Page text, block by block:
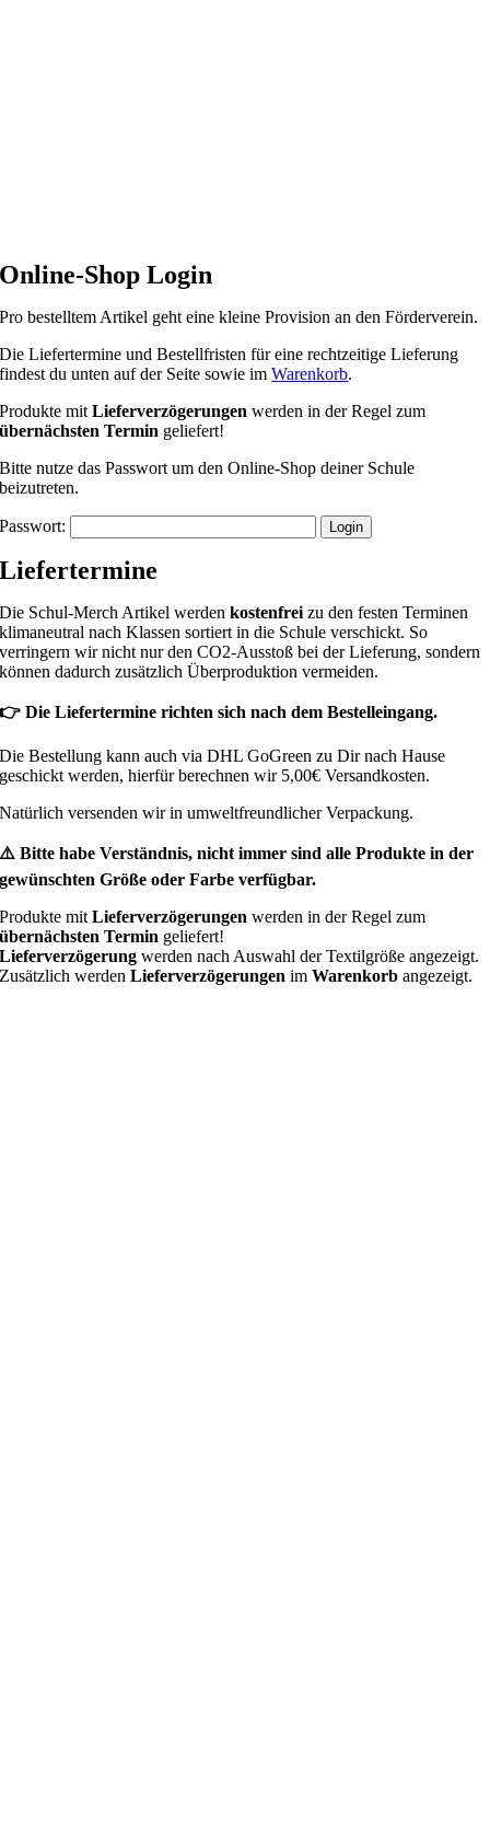
Online-Shop Login
Pro bestelltem Artikel geht eine kleine Provision an den Förderverein.
Die Liefertermine und Bestellfristen für eine rechtzeitige Lieferung
findest du unten auf der Seite sowie imWarenkorb.
Produkte mitLieferverzögerungen werden in der Regel zum
übernächsten Termin geliefert!
Bitte nutze das Passwort um den Online-Shop deiner Schule
beizutreten.
Passwort:
Liefertermine
Die Schul-Merch Artikel werdenkostenfrei zu den festen Terminen
klimaneutral nach Klassen sortiert in die Schule verschickt. So
verringern wir nicht nur den CO2-Ausstoß bei der Lieferung, sondern
können dadurch zusätzlich Überproduktion vermeiden.
👉 Die Liefertermine richten sich nach dem Bestelleingang.
Die Bestellung kann auch via DHL GoGreen zu Dir nach Hause
geschickt werden, hierfür berechnen wir 5,00€ Versandkosten.
Natürlich versenden wir in umweltfreundlicher Verpackung.
⚠️ Bitte habe Verständnis, nicht immer sind alle Produkte in der
gewünschten Größe oder Farbe verfügbar.
Produkte mitLieferverzögerungen werden in der Regel zum
übernächsten Termin geliefert!
Lieferverzögerung werden nach Auswahl der Textilgröße angezeigt.
Zusätzlich werdenLieferverzögerungen imWarenkorb angezeigt.